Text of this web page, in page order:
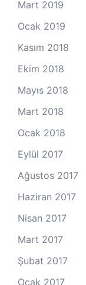
Mart 2019
Ocak 2019
Kasım 2018
Ekim 2018
Mayıs 2018
Mart 2018
Ocak 2018
Eylül 2017
Ağustos 2017
Haziran 2017
Nisan 2017
Mart 2017
Şubat 2017
Ocak 2017